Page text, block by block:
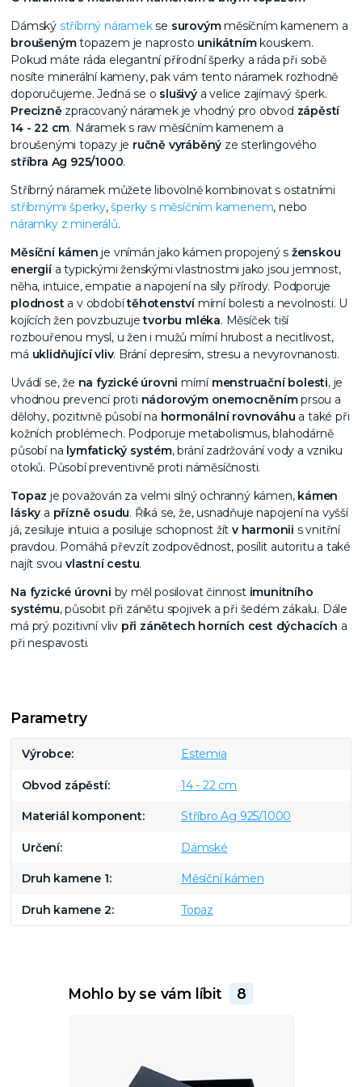
Dámský stříbrný náramekse surovýmměsíčním kamenem a
broušenýmtopazem je naprosto unikátnímkouskem.
Pokud máte ráda elegantní přírodní šperky a ráda při sobě
nosíte minerální kameny, pak vám tento náramek rozhodně
doporučujeme. Jedná se o slušivýa velice zajímavý šperk.
Preciznězpracovaný náramek je vhodný pro obvod zápěstí
14 - 22 cm. Náramek s raw měsíčním kamenem a
broušenými topazy je ručně vyráběný ze sterlingového
stříbra Ag 925/1000.
Stříbrný náramek můžete libovolně kombinovat s ostatními
stříbrnými šperky,šperky s měsíčním kamenem, nebo
náramky z minerálů.
Měsíční kámen je vnímán jako kámen propojený sženskou
energiía typickými ženskými vlastnostmi jako jsou jemnost,
něha, intuice, empatie a napojení na síly přírody. Podporuje
plodnosta v obdobítěhotenstvímírní bolesti a nevolnosti. U
kojících žen povzbuzujetvorbu mléka. Měsíček tiší
rozbouřenou mysl, u žen i mužů mírní hrubost a necitlivost,
má uklidňující vliv. Brání depresím, stresu a nevyrovnanosti.
Uvádí se, že na fyzické úrovni mírní menstruační bolesti, je
vhodnou prevencí proti nádorovým onemocněnímprsou a
dělohy, pozitivně působí na hormonální rovnováhu a také při
kožních problémech. Podporuje metabolismus, blahodárně
působí na lymfatický systém, brání zadržování vody a vzniku
otoků. Působí preventivně proti náměsíčnosti.
Topaz je považován za velmi silný ochranný kámen, kámen
lásky a přízně osudu. Říká se, že, usnadňuje napojení na vyšší
já, zesiluje intuici a posiluje schopnost žít v harmonii s vnitřní
pravdou. Pomáhá převzít zodpovědnost, posílit autoritu a také
najít svou vlastní cestu.
Na fyzické úrovni by měl posilovat činnost imunitního
systému, působit při zánětu spojivek a při šedém zákalu. Dále
má prý pozitivní vliv při zánětech horních cest dýchacích a
při nespavosti.
Parametry
Výrobce Estemia
Obvod zápěstí 14 - 22 cm
Materiál komponent Stříbro Ag 925/1000
Určení Dámské
Druh kamene 1 Měsíční kámen
Druh kamene 2 Topaz
Mohlo by se vám líbit 8